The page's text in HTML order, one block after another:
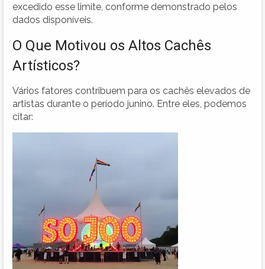
excedido esse limite, conforme demonstrado pelos
dados disponíveis.
O Que Motivou os Altos Cachês
Artísticos?
Vários fatores contribuem para os cachês elevados de
artistas durante o período junino. Entre eles, podemos
citar: